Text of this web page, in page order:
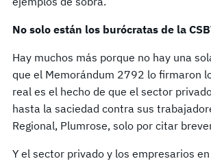
No solo están los burócratas de la
Hay muchos más porque no hay una
que el Memorándum 2792 lo firmaron
real es el hecho de que el sector
hasta la saciedad contra sus
Regional, Plumrose, solo por citar
Y el sector privado y los empresarios